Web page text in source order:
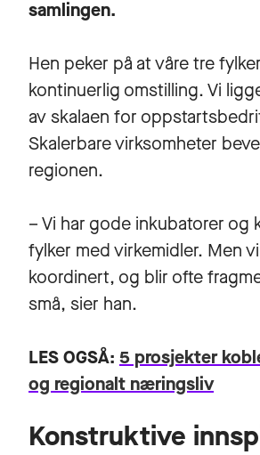
samlingen.
Hen peker på at våre tre
kontinuerlig omstilling. Vi
av skalaen for
Skalerbare virksomheter
regionen.
– Vi har gode inkubatorer og
fylker med virkemidler. Men
koordinert, og blir ofte
små, sier han.
LES OGSÅ: 5 prosjekter
og regionalt næringsliv
Konstruktive